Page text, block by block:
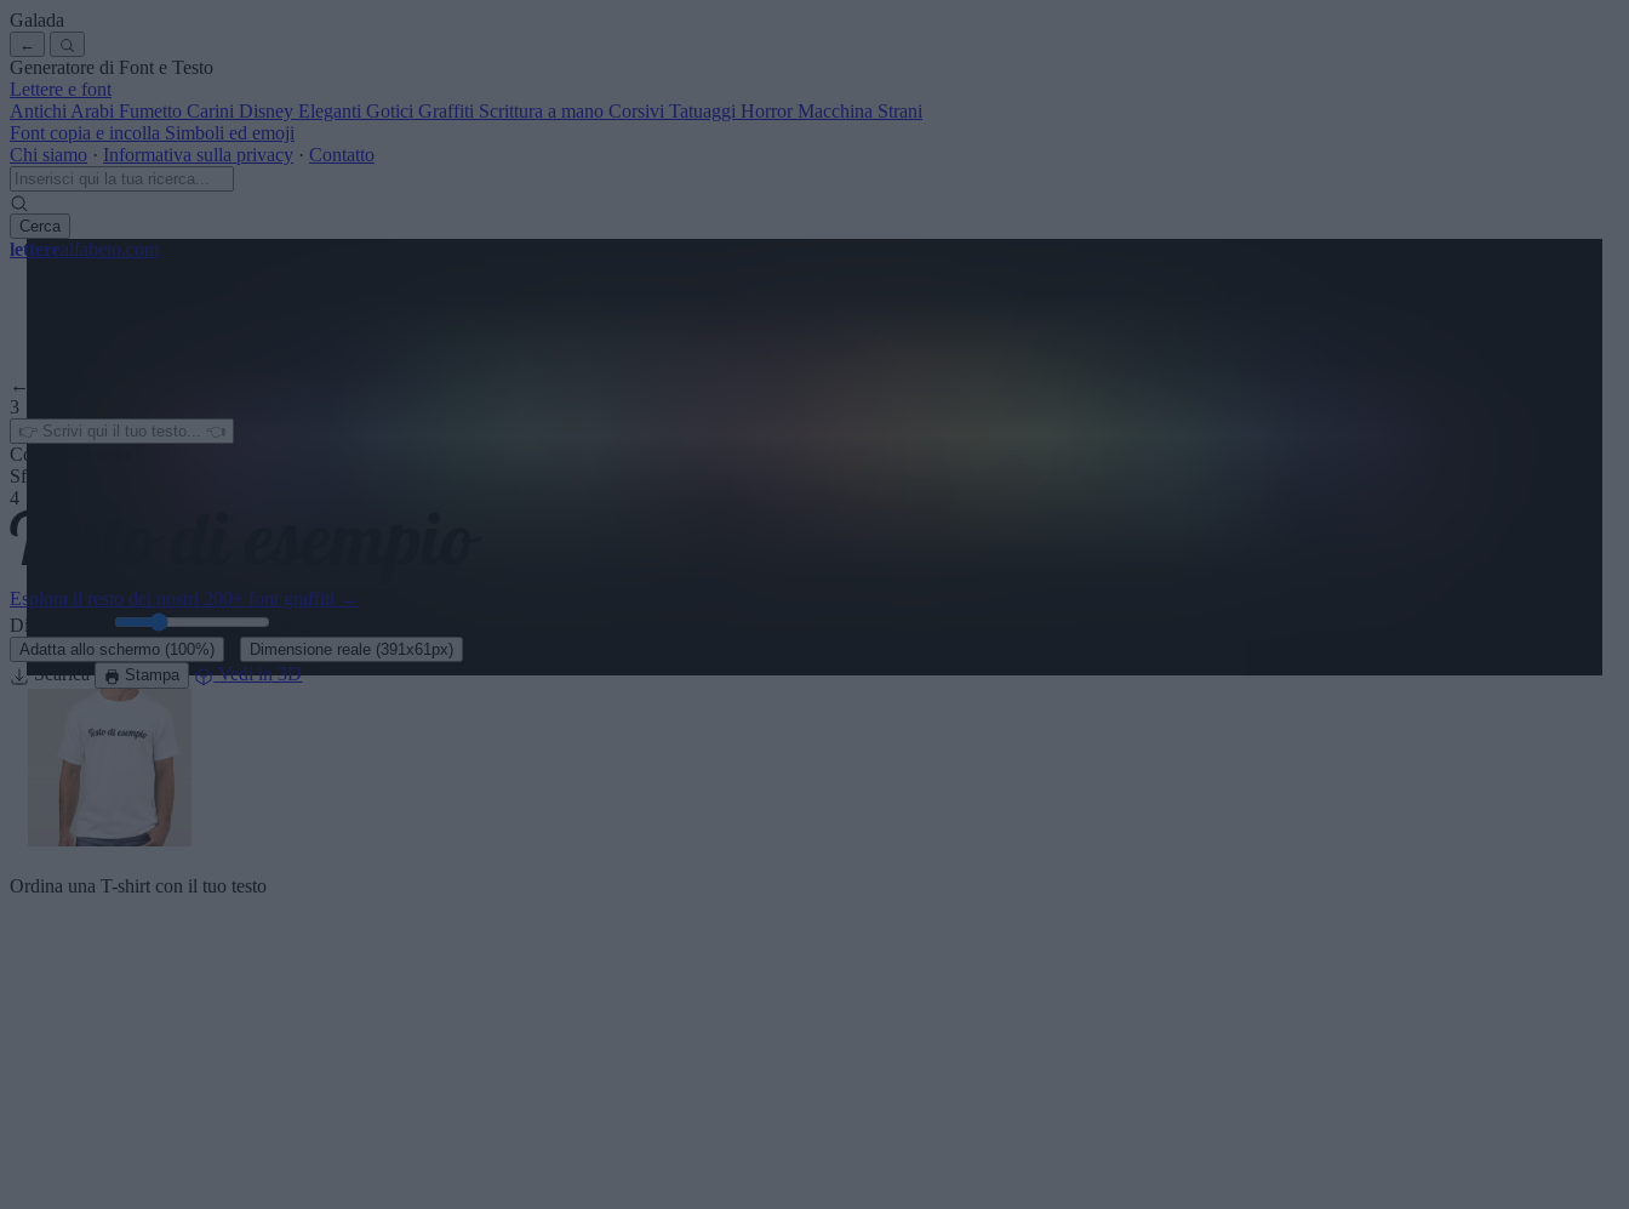
Galada
←
Generatore di Font e Testo
Lettere e font
Antichi Arabi Fumetto Carini Disney Eleganti Gotici Graffiti Scrittura a mano Corsivi Tatuaggi Horror Macchina Strani
Font copia e incolla Simboli ed emoji
Chi siamo · Informativa sulla privacy · Contatto
Cerca
letterealfabeto.com
← Vedi altri
3
Colore del testo
Sfondo
4
Esplora il resto dei nostri 200+ font graffiti →
Dimensione:
Adatta allo schermo (100%) Dimensione reale (391x61px)
Scarica Stampa Vedi in 3D
Ordina una T-shirt con il tuo testo